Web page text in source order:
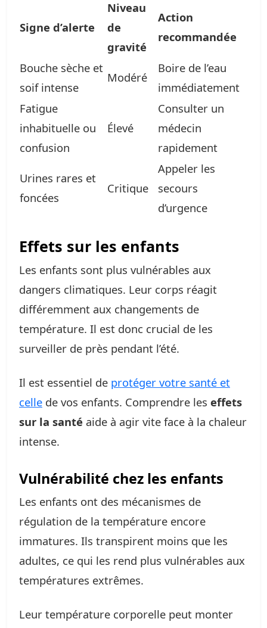
Signe d’alerte
Niveau
de
gravité
Action
recommandée
Bouche sèche et
soif intense
Modéré
Boire de l’eau
immédiatement
Fatigue
inhabituelle ou
confusion
Élevé
Consulter un
médecin
rapidement
Urines rares et
foncées
Critique
Appeler les
secours
d’urgence
Effets sur les enfants
Les enfants sont plus vulnérables aux
dangers climatiques. Leur corps réagit
différemment aux changements de
température. Il est donc crucial de les
surveiller de près pendant l’été.
Il est essentiel de protéger votre santé et
celle de vos enfants. Comprendre les effets
sur la santé aide à agir vite face à la chaleur
intense.
Vulnérabilité chez les enfants
Les enfants ont des mécanismes de
régulation de la température encore
immatures. Ils transpirent moins que les
adultes, ce qui les rend plus vulnérables aux
températures extrêmes.
Leur température corporelle peut monter